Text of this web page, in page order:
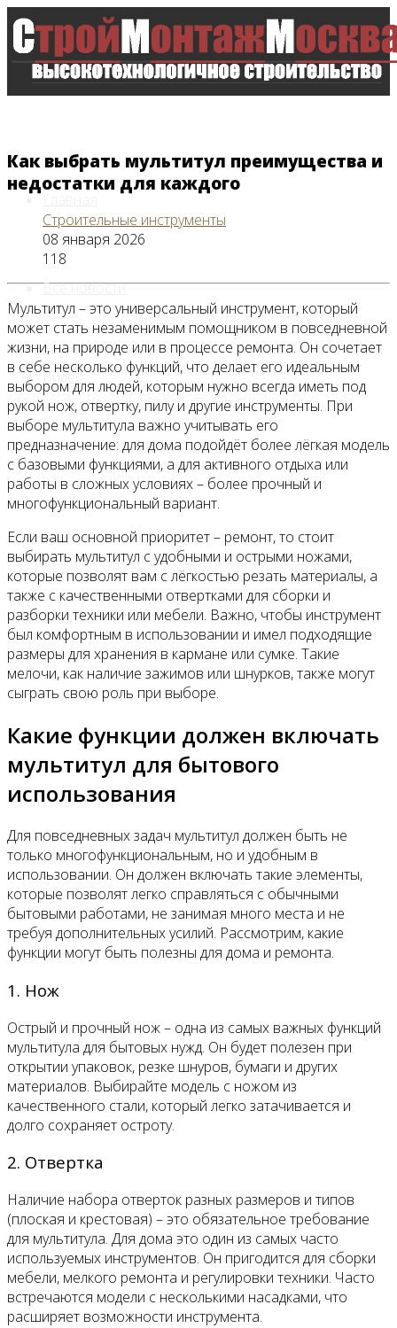
Все новости
Видео
Как выбрать мультитул преимущества и
недостатки для каждого
Строительные инструменты
08 января 2026
118
Мультитул – это универсальный инструмент, который
может стать незаменимым помощником в повседневной
жизни, на природе или в процессе ремонта. Он сочетает
в себе несколько функций, что делает его идеальным
выбором для людей, которым нужно всегда иметь под
рукой нож, отвертку, пилу и другие инструменты. При
выборе мультитула важно учитывать его
предназначение: для дома подойдёт более лёгкая модель
с базовыми функциями, а для активного отдыха или
работы в сложных условиях – более прочный и
многофункциональный вариант.
Если ваш основной приоритет – ремонт, то стоит
выбирать мультитул с удобными и острыми ножами,
которые позволят вам с лёгкостью резать материалы, а
также с качественными отвертками для сборки и
разборки техники или мебели. Важно, чтобы инструмент
был комфортным в использовании и имел подходящие
размеры для хранения в кармане или сумке. Такие
мелочи, как наличие зажимов или шнурков, также могут
сыграть свою роль при выборе.
Какие функции должен включать
мультитул для бытового
использования
Для повседневных задач мультитул должен быть не
только многофункциональным, но и удобным в
использовании. Он должен включать такие элементы,
которые позволят легко справляться с обычными
бытовыми работами, не занимая много места и не
требуя дополнительных усилий. Рассмотрим, какие
функции могут быть полезны для дома и ремонта.
1. Нож
Острый и прочный нож – одна из самых важных функций
мультитула для бытовых нужд. Он будет полезен при
открытии упаковок, резке шнуров, бумаги и других
материалов. Выбирайте модель с ножом из
качественного стали, который легко затачивается и
долго сохраняет остроту.
2. Отвертка
Наличие набора отверток разных размеров и типов
(плоская и крестовая) – это обязательное требование
для мультитула. Для дома это один из самых часто
используемых инструментов. Он пригодится для сборки
мебели, мелкого ремонта и регулировки техники. Часто
встречаются модели с несколькими насадками, что
расширяет возможности инструмента.